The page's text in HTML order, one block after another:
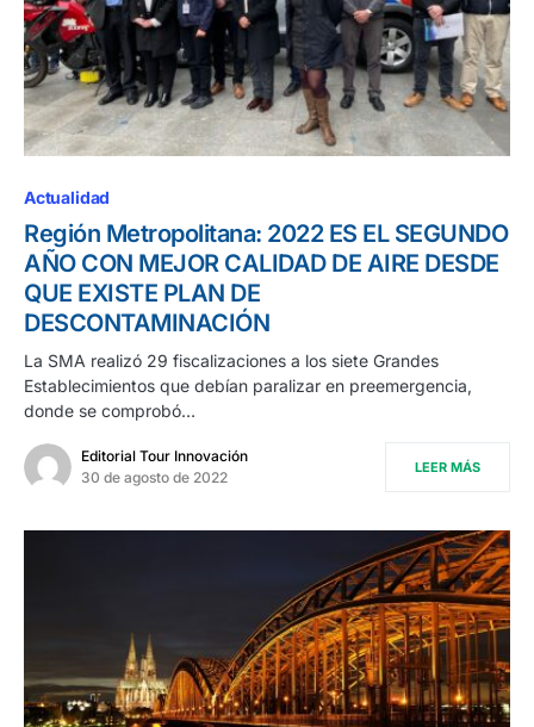
Actualidad
Región Metropolitana: 2022 ES EL SEGUNDO
AÑO CON MEJOR CALIDAD DE AIRE DESDE
QUE EXISTE PLAN DE
DESCONTAMINACIÓN
La SMA realizó 29 fiscalizaciones a los siete Grandes
Establecimientos que debían paralizar en preemergencia,
donde se comprobó…
Editorial Tour Innovación
30 de agosto de 2022
LEER MÁS